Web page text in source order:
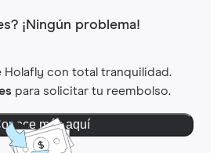
¡Ningún problema!
Holafly con total tranquilidad.
para solicitar tu reembolso.
más aquí